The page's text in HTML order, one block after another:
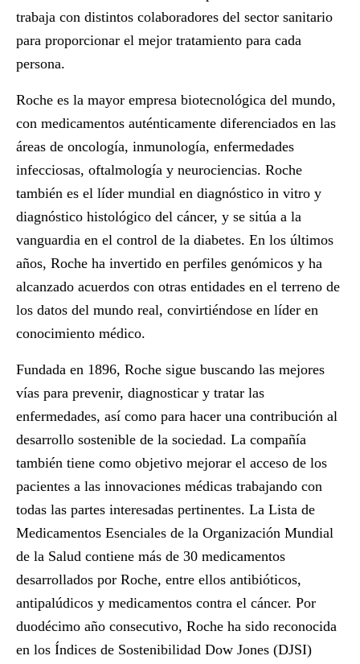
trabaja con distintos colaboradores del sector sanitario
para proporcionar el mejor tratamiento para cada
persona.
Roche es la mayor empresa biotecnológica del mundo,
con medicamentos auténticamente diferenciados en las
áreas de oncología, inmunología, enfermedades
infecciosas, oftalmología y neurociencias. Roche
también es el líder mundial en diagnóstico in vitro y
diagnóstico histológico del cáncer, y se sitúa a la
vanguardia en el control de la diabetes. En los últimos
años, Roche ha invertido en perfiles genómicos y ha
alcanzado acuerdos con otras entidades en el terreno de
los datos del mundo real, convirtiéndose en líder en
conocimiento médico.
Fundada en 1896, Roche sigue buscando las mejores
vías para prevenir, diagnosticar y tratar las
enfermedades, así como para hacer una contribución al
desarrollo sostenible de la sociedad. La compañía
también tiene como objetivo mejorar el acceso de los
pacientes a las innovaciones médicas trabajando con
todas las partes interesadas pertinentes. La Lista de
Medicamentos Esenciales de la Organización Mundial
de la Salud contiene más de 30 medicamentos
desarrollados por Roche, entre ellos antibióticos,
antipalúdicos y medicamentos contra el cáncer. Por
duodécimo año consecutivo, Roche ha sido reconocida
en los Índices de Sostenibilidad Dow Jones (DJSI)